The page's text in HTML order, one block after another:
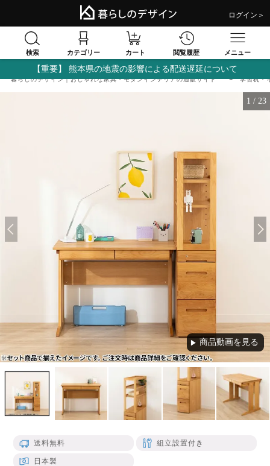
ログイン＞
検索 カテゴリー カート 閲覧履歴 メニュー
【重要】 熊本県の地震の影響による配送遅延について
暮らしのデザイン｜おしゃれな家具・モダンインテリアの通販サイト 学習机・
1 / 23
▶ 商品動画を見る
送料無料 組立設置付き
日本製